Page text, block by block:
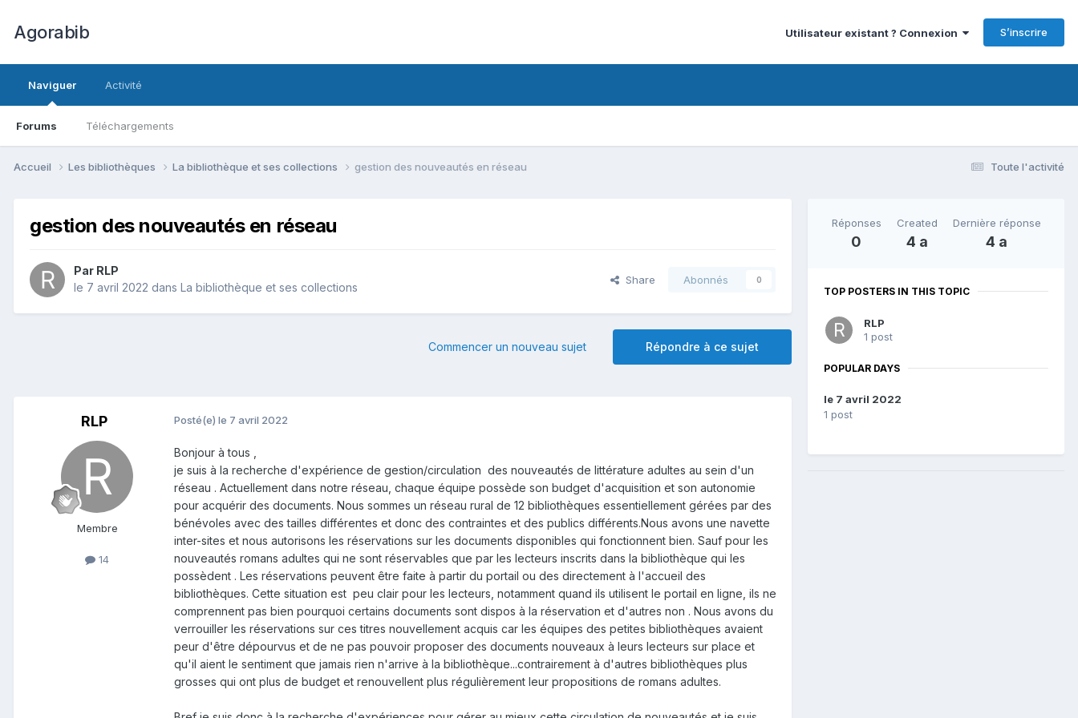
Agorabib Utilisateur existant ? Connexion S’inscrire
Naviguer
Forums Téléchargements
Activité
Toute l'activité
Accueil Les bibliothèques La bibliothèque et ses collections gestion des nouveautés en réseau
gestion des nouveautés en réseau
Par RLP
le 7 avril 2022 dans La bibliothèque et ses collections
Share Abonnés 0
Répondre à ce sujet
Commencer un nouveau sujet
RLP
Membre
14
Posté(e) le 7 avril 2022
Bonjour à tous ,
je suis à la recherche d'expérience de gestion/circulation des nouveautés de littérature adultes au sein d'un
réseau . Actuellement dans notre réseau, chaque équipe possède son budget d'acquisition et son autonomie
pour acquérir des documents. Nous sommes un réseau rural de 12 bibliothèques essentiellement gérées par des
bénévoles avec des tailles différentes et donc des contraintes et des publics différents.Nous avons une navette
inter-sites et nous autorisons les réservations sur les documents disponibles qui fonctionnent bien. Sauf pour les
nouveautés romans adultes qui ne sont réservables que par les lecteurs inscrits dans la bibliothèque qui les
possèdent . Les réservations peuvent être faite à partir du portail ou des directement à l'accueil des
bibliothèques. Cette situation est peu clair pour les lecteurs, notamment quand ils utilisent le portail en ligne, ils ne
comprennent pas bien pourquoi certains documents sont dispos à la réservation et d'autres non . Nous avons du
verrouiller les réservations sur ces titres nouvellement acquis car les équipes des petites bibliothèques avaient
peur d'être dépourvus et de ne pas pouvoir proposer des documents nouveaux à leurs lecteurs sur place et
qu'il aient le sentiment que jamais rien n'arrive à la bibliothèque...contrairement à d'autres bibliothèques plus
grosses qui ont plus de budget et renouvellent plus régulièrement leur propositions de romans adultes.
Réponses
0
Created
4 a
Dernière réponse
4 a
TOP POSTERS IN THIS TOPIC
RLP
1 post
POPULAR DAYS
le 7 avril 2022
1 post